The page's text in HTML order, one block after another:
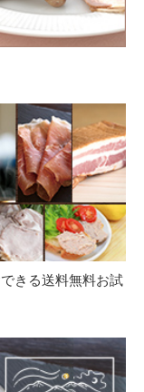
きる送料無料お試